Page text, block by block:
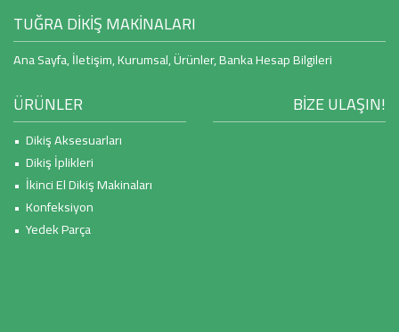
TUĞRA DİKİŞ MAKİNALARI
Ana Sayfa,İletişim,Kurumsal,Ürünler,Banka Hesap Bilgileri
ÜRÜNLER
• Dikiş Aksesuarları
• Dikiş İplikleri
• İkinci El Dikiş Makinaları
• Konfeksiyon
• Yedek Parça
BİZE ULAŞIN!